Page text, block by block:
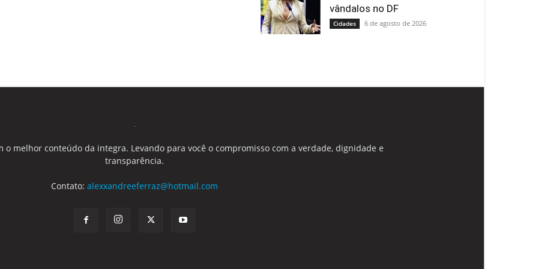
vândalos no DF
Cidades 6 de agosto de 2026
o melhor conteúdo da integra. Levando para você o compromisso com a verdade, dignidade e
transparência.
Contato: alexxandreeferraz@hotmail.com